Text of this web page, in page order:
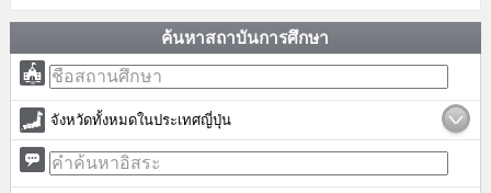
ค้นหาสถาบันการศึกษา
จังหวัดทั้งหมดในประเทศญี่ปุ่น